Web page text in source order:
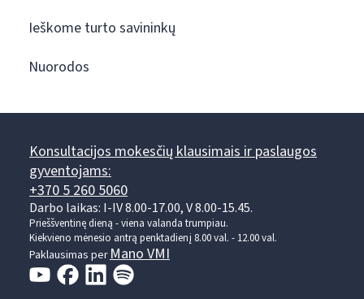
Ieškome turto savininkų
Nuorodos
Konsultacijos mokesčių klausimais ir paslaugos
gyventojams:
+370 5 260 5060
Darbo laikas: I-IV 8.00-17.00, V 8.00-15.45.
Prieššventinę dieną - viena valanda trumpiau.
Kiekvieno mėnesio antrą penktadienį 8.00 val. - 12.00 val.
Paklausimas perMano VMI